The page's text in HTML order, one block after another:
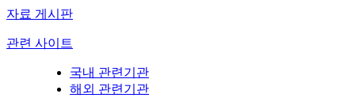
자료 게시판
관련 사이트
국내 관련기관
해외 관련기관